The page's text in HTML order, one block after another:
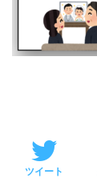
ツイート